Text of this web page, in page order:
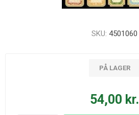
SKU: 4501060
PÅ LAGER
54,00 kr.